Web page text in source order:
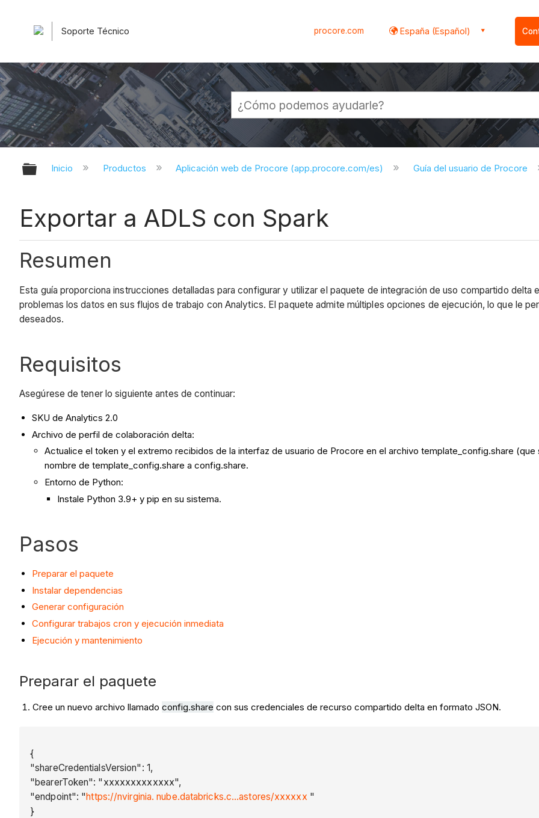
Soporte Técnico procore.com España (Español)
Expandir/contraer jerarquía global
Inicio Productos Aplicación web de Procore (app.procore.com/es) Guía del usuario de Procore
Exportar a ADLS con Spark
Resumen
Esta guía proporciona instrucciones detalladas para configurar y utilizar el paquete de integración de uso compartido delta
problemas los datos en sus flujos de trabajo con Analytics. El paquete admite múltiples opciones de ejecución, lo que le
deseados.
Requisitos
Asegúrese de tener lo siguiente antes de continuar:
SKU de Analytics 2.0
Archivo de perfil de colaboración delta:
Actualice el token y el extremo recibidos de la interfaz de usuario de Procore en el archivo template_config.share
nombre de template_config.share a config.share.
Entorno de Python:
Instale Python 3.9+ y pip en su sistema.
Pasos
Preparar el paquete
Instalar dependencias
Generar configuración
Configurar trabajos cron y ejecución inmediata
Ejecución y mantenimiento
Preparar el paquete
Cree un nuevo archivo llamadoconfig.share con sus credenciales de recurso compartido delta en formato JSON.
{
"shareCredentialsVersion": 1,
"bearerToken": "xxxxxxxxxxxxx",
"endpoint": " https://nvirginia. nube.databricks.c...astores/xxxxxx "
}